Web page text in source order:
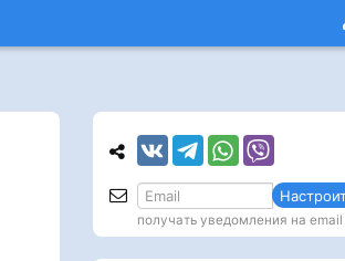
получать уведомления на email